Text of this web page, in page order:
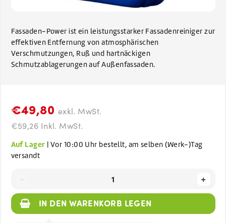
Fassaden-Power ist ein leistungsstarker Fassadenreiniger zur
effektiven Entfernung von atmosphärischen
Verschmutzungen, Ruß und hartnäckigen
Schmutzablagerungen auf Außenfassaden.
€49,80 exkl. MwSt.
€59,26 Inkl. MwSt.
Auf Lager | Vor 10:00 Uhr bestellt, am selben (Werk-)Tag
versandt
+
IN DEN WARENKORB LEGEN